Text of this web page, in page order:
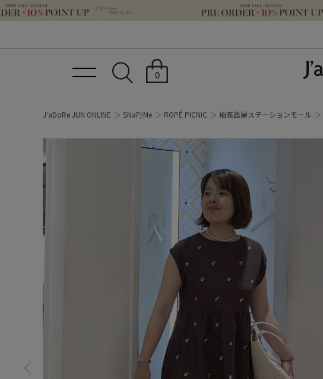
0
J'aDoRe JUN ONLINE SNaP/Me ROPÉ PICNIC 柏高島屋ステーションモール